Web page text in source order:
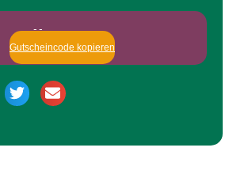
Gutscheincode kopieren